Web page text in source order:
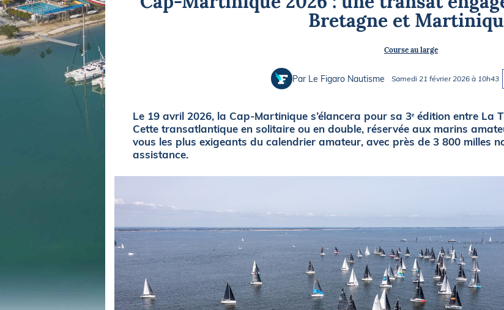
Equipements
Glisse
Briefings
Bretagne et
Course au large
Par Le Figaro Nautisme Samedi 21 février 2026 à 10h43
Le 19 avril 2026, la Cap-Martinique s’élancera pour sa 3ᵉ édition entre La
Cette transatlantique en solitaire ou en double, réservée aux marins
vous les plus exigeants du calendrier amateur, avec près de 3 800 milles
assistance.